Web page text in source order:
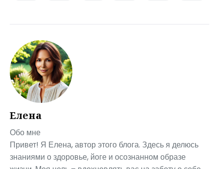
Елена
Обо мне
Привет! Я Елена, автор этого блога. Здесь я делюсь
знаниями о здоровье, йоге и осознанном образе